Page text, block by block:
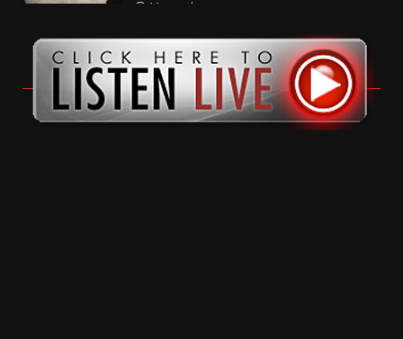
11 months ago